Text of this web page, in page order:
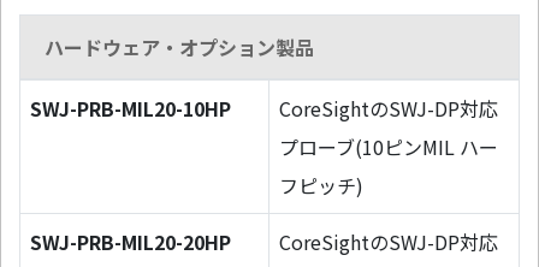
ハードウェア・オプション製品
SWJ-PRB-MIL20-10HP
CoreSightのSWJ-DP対応
プローブ(10ピンMIL ハー
フピッチ)
SWJ-PRB-MIL20-20HP
CoreSightのSWJ-DP対応